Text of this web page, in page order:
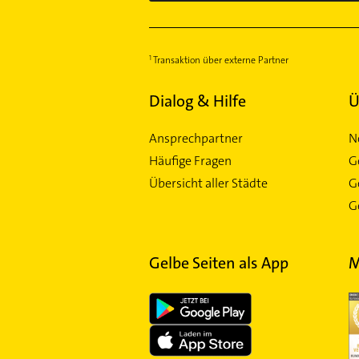
Transaktion über externe Partner
Dialog & Hilfe
Ansprechpartner
Häufige Fragen
Übersicht aller Städte
Gelbe Seiten als App